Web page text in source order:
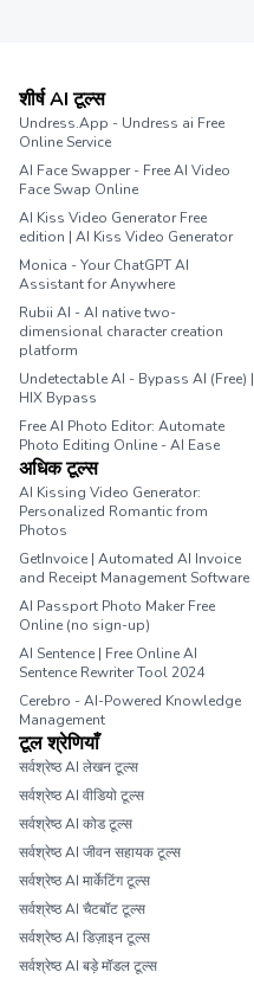
शीर्ष AI टूल्स
Undress.App - Undress ai Free
Online Service
AI Face Swapper - Free AI Video
Face Swap Online
AI Kiss Video Generator Free
edition | AI Kiss Video Generator
Monica - Your ChatGPT AI
Assistant for Anywhere
Rubii AI - AI native two-
dimensional character creation
platform
Undetectable AI - Bypass AI (Free) |
HIX Bypass
Free AI Photo Editor: Automate
Photo Editing Online - AI Ease
अधिक टूल्स
AI Kissing Video Generator:
Personalized Romantic from
Photos
GetInvoice | Automated AI Invoice
and Receipt Management Software
AI Passport Photo Maker Free
Online (no sign-up)
AI Sentence | Free Online AI
Sentence Rewriter Tool 2024
Cerebro - AI-Powered Knowledge
Management
टूल श्रेणियाँ
सर्वश्रेष्ठ AI लेखन टूल्स
सर्वश्रेष्ठ AI वीडियो टूल्स
सर्वश्रेष्ठ AI कोड टूल्स
सर्वश्रेष्ठ AI जीवन सहायक टूल्स
सर्वश्रेष्ठ AI मार्केटिंग टूल्स
सर्वश्रेष्ठ AI चैटबॉट टूल्स
सर्वश्रेष्ठ AI डिज़ाइन टूल्स
सर्वश्रेष्ठ AI बड़े मॉडल टूल्स